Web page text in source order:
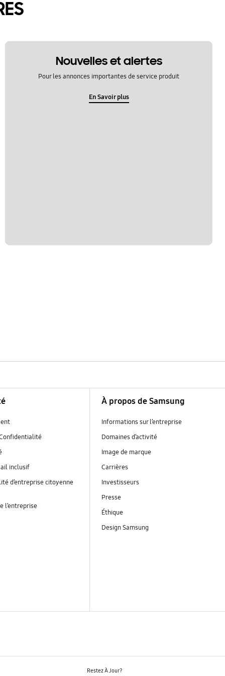
Nouvelles et alertes
Pour les annonces importantes de service produit
En Savoir plus
inclusif
d’entreprise citoyenne
l’entreprise
À propos de Samsung
Informations sur l’entreprise
Domaines d’activité
Image de marque
Carrières
Investisseurs
Presse
Éthique
Design Samsung
Restez À Jour?